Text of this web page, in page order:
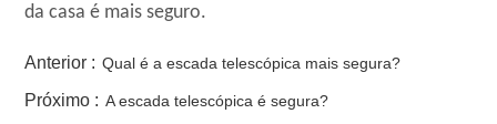
da casa é mais seguro.
Anterior : Qual é a escada telescópica mais segura?
Próximo : A escada telescópica é segura?